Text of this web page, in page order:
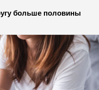
больше половины